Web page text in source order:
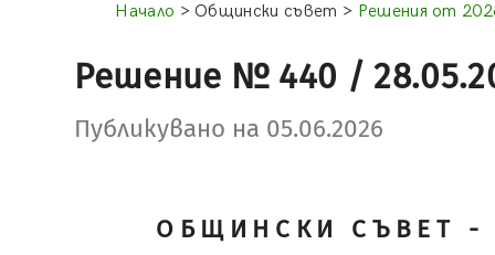
Начало > Общински съвет > Решения от
Решение № 440 /
Публикувано на 05.06.2026
ОБЩИНСКИ СЪВЕТ -